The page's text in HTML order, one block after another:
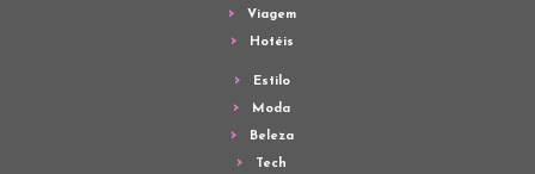
Viagem
Hotéis
Estilo
Moda
Beleza
Tech